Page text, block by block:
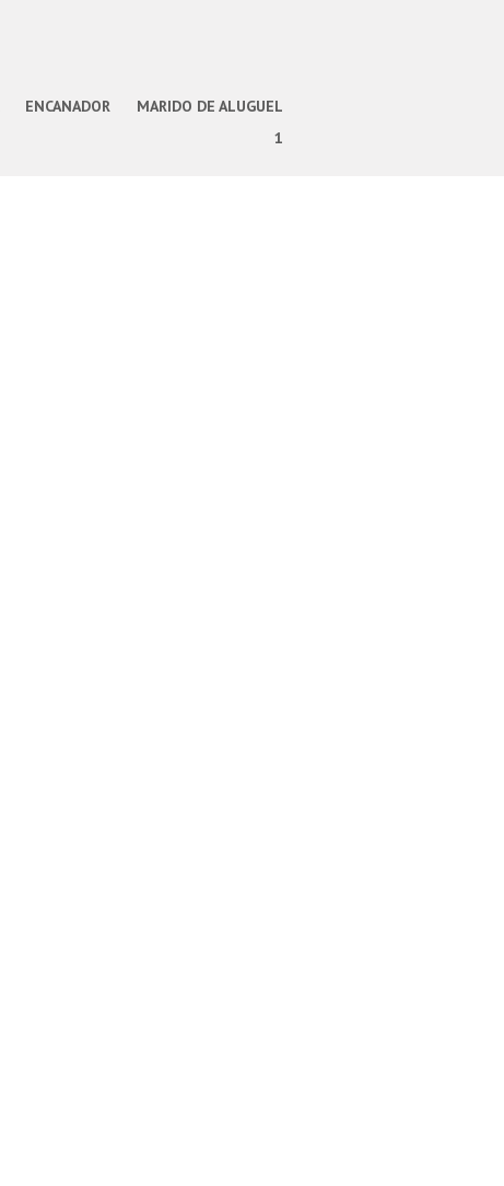
ENCANADOR
MARIDO DE ALUGUEL
1